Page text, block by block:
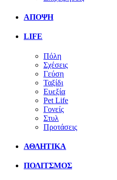
ΑΠΟΨΗ
LIFE
Πόλη
Σχέσεις
Γεύση
Ταξίδι
Ευεξία
Pet Life
Γονείς
Στυλ
Προτάσεις
ΑΘΛΗΤΙΚΑ
ΠΟΛΙΤΣΜΟΣ